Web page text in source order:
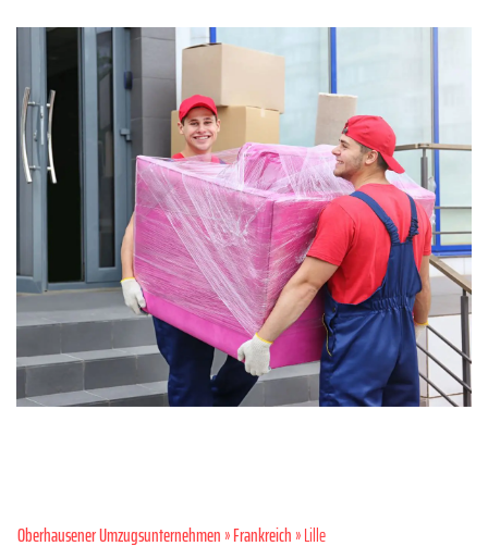
Oberhausener Umzugsunternehmen»Frankreich» Lille